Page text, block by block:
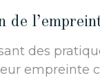
de
des
empreinte